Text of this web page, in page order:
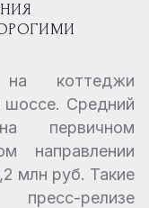
коттеджи
шоссе. Средний
первичном
направлении
млн руб. Такие
релизе